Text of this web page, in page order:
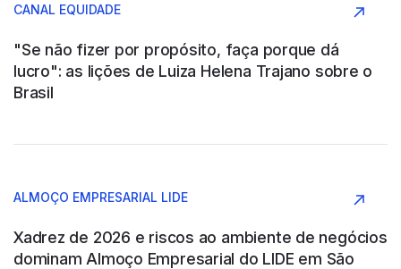
Agronegócio
CANAL EQUIDADE
"Se não fizer por propósito, faça porque dá
lucro": as lições de Luiza Helena Trajano sobre o
Brasil
ALMOÇO EMPRESARIAL LIDE
Xadrez de 2026 e riscos ao ambiente de negócios
dominam Almoço Empresarial do LIDE em São